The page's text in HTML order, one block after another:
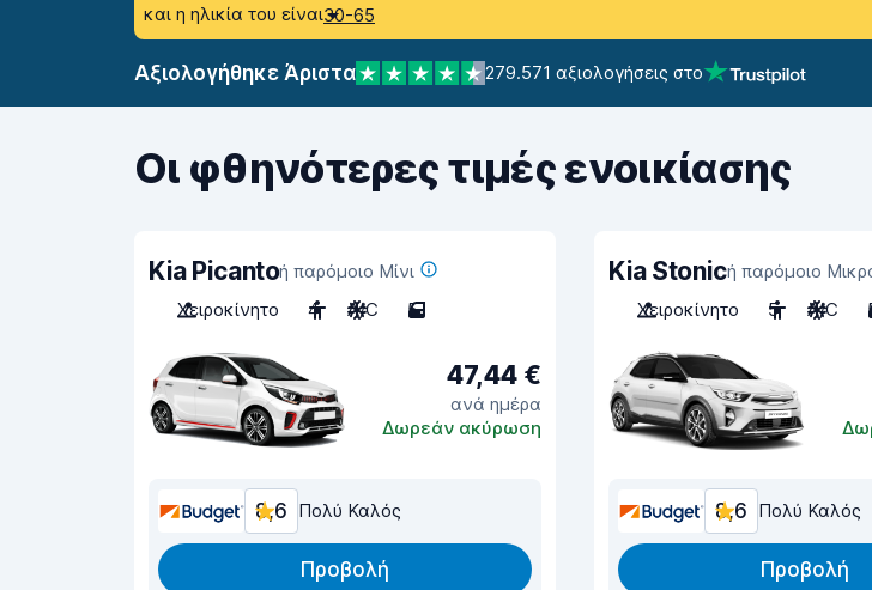
και η ηλικία του είναι30-65
Αξιολογήθηκε Άριστα 279.571 αξιολογήσεις στο
Οι φθηνότερες τιμές ενοικίασης
Kia Picantoή παρόμοιο Μίνι
Χειροκίνητο
4 A/C 5
47,44 €
ανά ημέρα
Δωρεάν ακύρωση
8,6 Πολύ Καλός
Προβολή
Kia Stonicή παρόμοιο
Χειροκίνητο
5 A/C
8,6 Πολύ Καλός
Προβολή